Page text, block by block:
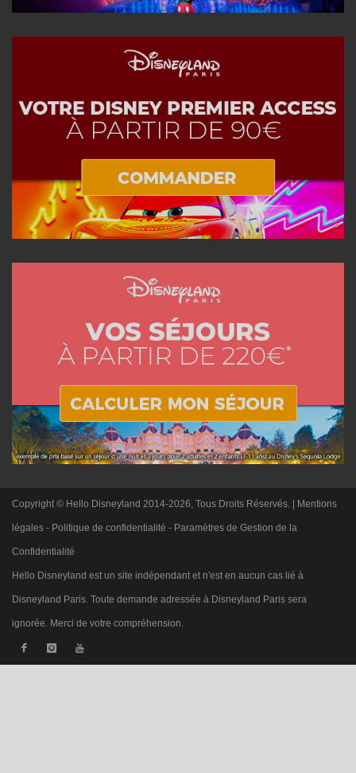
Copyright © Hello Disneyland 2014-2026, Tous Droits Réservés. | Mentions
légales - Politique de confidentialité - Paramètres de Gestion de la
Confidentialité
Hello Disneyland est un site indépendant et n'est en aucun cas lié à
Disneyland Paris. Toute demande adressée à Disneyland Paris sera
ignorée. Merci de votre compréhension.